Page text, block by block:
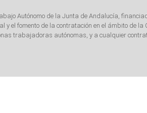
Autónomo de la Junta de Andalucía,
el fomento de la contratación en el ámbito de la
trabajadoras autónomas, y a cualquier